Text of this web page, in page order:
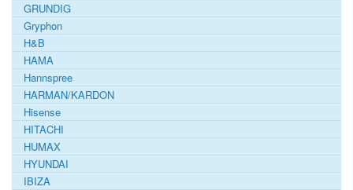
GRUNDIG
Gryphon
H&B
HAMA
Hannspree
HARMAN/KARDON
Hisense
HITACHI
HUMAX
HYUNDAI
IBIZA